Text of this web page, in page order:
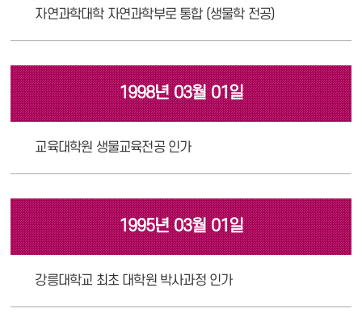
자연과학대학 자연과학부로 통합 (생물학 전공)
1998년 03월 01일
교육대학원 생물교육전공 인가
1995년 03월 01일
강릉대학교 최초 대학원 박사과정 인가